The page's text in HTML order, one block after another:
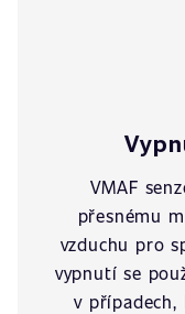
VMAF
přesnému
vzduchu pro
vypnutí se
v